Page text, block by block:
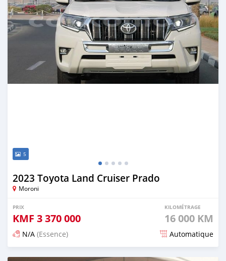
5
2023 Toyota Land Cruiser Prado
Moroni
PRIX
KMF 3 370 000
KILOMÉTRAGE
16 000 KM
N/A (Essence) Automatique
Publié il y a 5 mois